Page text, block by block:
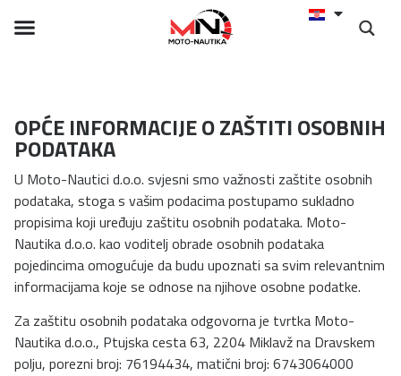
OPĆE INFORMACIJE O ZAŠTITI OSOBNIH
PODATAKA
U Moto-Nautici d.o.o. svjesni smo važnosti zaštite osobnih
podataka, stoga s vašim podacima postupamo sukladno
propisima koji uređuju zaštitu osobnih podataka. Moto-
Nautika d.o.o. kao voditelj obrade osobnih podataka
pojedincima omogućuje da budu upoznati sa svim relevantnim
informacijama koje se odnose na njihove osobne podatke.
Za zaštitu osobnih podataka odgovorna je tvrtka Moto-
Nautika d.o.o., Ptujska cesta 63, 2204 Miklavž na Dravskem
polju, porezni broj: 76194434, matični broj: 6743064000